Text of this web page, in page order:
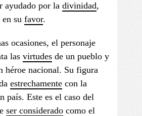
ayudado por la divinidad,
su favor.
ocasiones, el personaje
las virtudes de un pueblo y
héroe nacional. Su figura
estrechamente con la
país. Este es el caso del
ser considerado como el